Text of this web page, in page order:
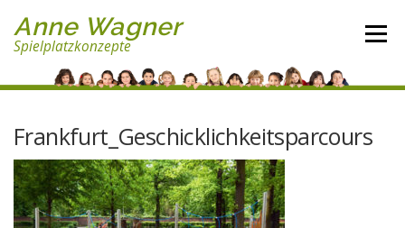
zum
Inhalt
Anne Wagner
Spielplatzkonzepte
Menü
Frankfurt_Geschicklichkeitsparcours